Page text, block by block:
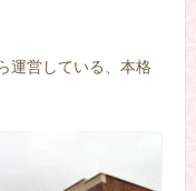
運営している、本格